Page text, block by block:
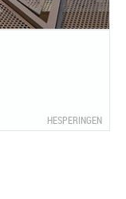
HESPERINGEN